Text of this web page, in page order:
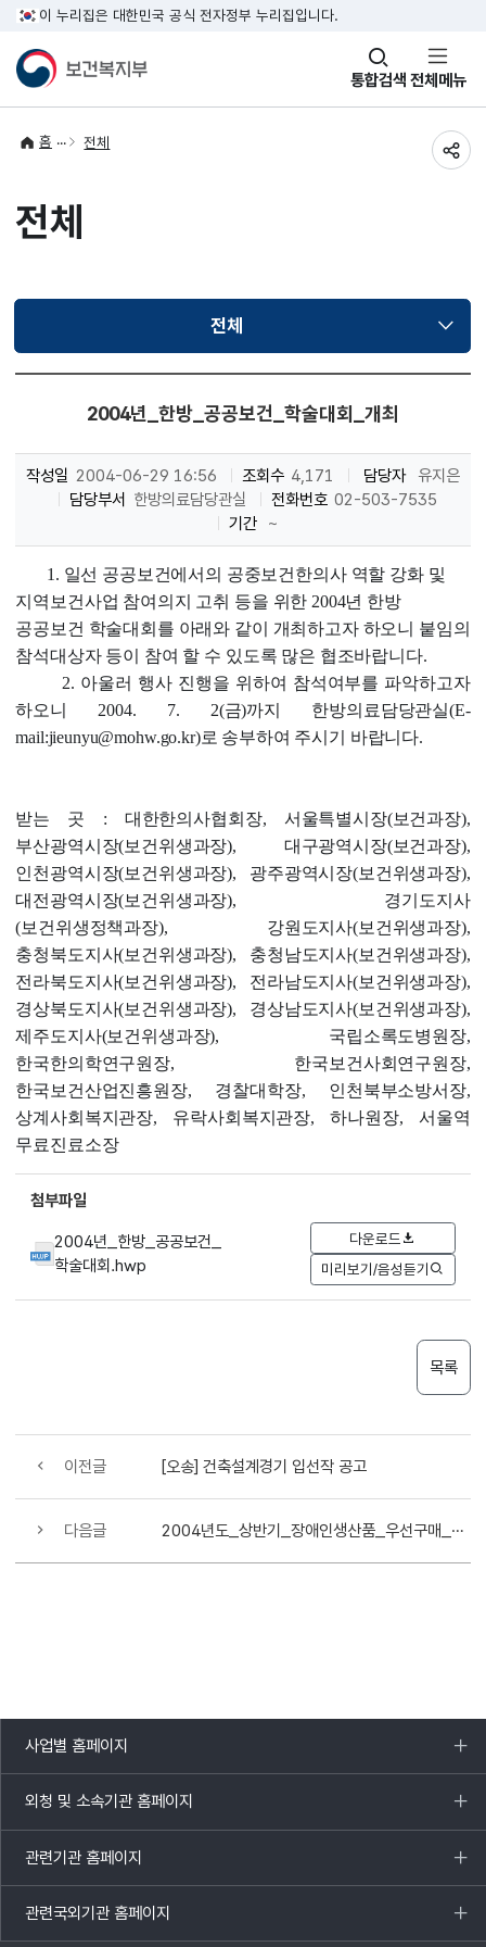
이 누리집은 대한민국 공식 전자정부 누리집입니다.
통합검색
창
열기 전체메뉴
홈 전체
전체
전체선택됨
2004년_한방_공공보건_학술대회_개최
작성일 2004-06-29 16:56 조회수 4,171 담당자 유지은
담당부서 한방의료담당관실 전화번호 02-503-7535
기간 ~
1. 일선 공공보건에서의 공중보건한의사 역할 강화 및
지역보건사업 참여의지 고취 등을 위한 2004년 한방
공공보건 학술대회를 아래와 같이 개최하고자 하오니 붙임의
참석대상자 등이 참여 할 수 있도록 많은 협조바랍니다.
2. 아울러 행사 진행을 위하여 참석여부를 파악하고자
하오니 2004. 7. 2(금)까지 한방의료담당관실(E-
mail:jieunyu@mohw.go.kr)로 송부하여 주시기 바랍니다.
받는 곳 : 대한한의사협회장, 서울특별시장(보건과장),
부산광역시장(보건위생과장), 대구광역시장(보건과장),
인천광역시장(보건위생과장), 광주광역시장(보건위생과장),
대전광역시장(보건위생과장), 경기도지사
(보건위생정책과장), 강원도지사(보건위생과장),
충청북도지사(보건위생과장), 충청남도지사(보건위생과장),
전라북도지사(보건위생과장), 전라남도지사(보건위생과장),
경상북도지사(보건위생과장), 경상남도지사(보건위생과장),
제주도지사(보건위생과장), 국립소록도병원장,
한국한의학연구원장, 한국보건사회연구원장,
한국보건산업진흥원장, 경찰대학장, 인천북부소방서장,
상계사회복지관장, 유락사회복지관장, 하나원장, 서울역
무료진료소장
첨부파일
2004년_한방_공공보건_
학술대회.hwp
다운로드
미리보기/음성듣기
목록
이전글 [오송] 건축설계경기 입선작 공고
다음글 2004년도_상반기_장애인생산품_우선구매_실적_제출_요청
사업별 홈페이지
목록
열기
외청 및 소속기관 홈페이지
목록
열기
관련기관 홈페이지
목록
열기
관련국외기관 홈페이지
목록